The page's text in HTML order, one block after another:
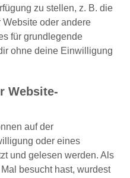
zu stellen, z. B. die
oder andere
für grundlegende
ohne deine Einwilligung
Website-
auf der
oder eines
und gelesen werden. Als
besucht hast, wurdest